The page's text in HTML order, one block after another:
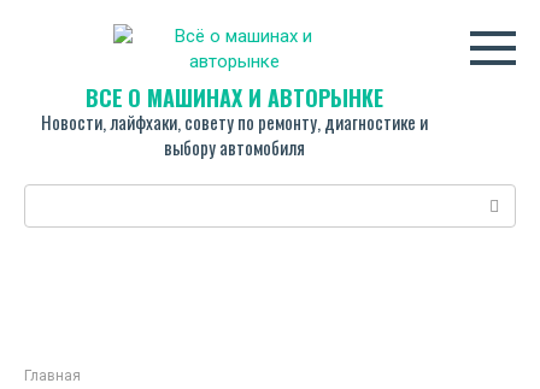
ВСЁ О МАШИНАХ И АВТОРЫНКЕ
Новости, лайфхаки, совету по ремонту, диагностике и
выбору автомобиля
Поиск:
Главная